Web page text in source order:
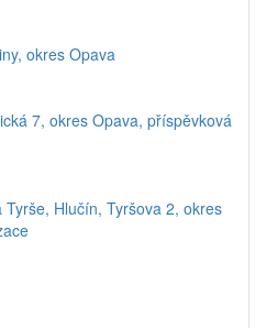
okres Opava
7, okres Opava, příspěvková
Hlučín, Tyršova 2, okres